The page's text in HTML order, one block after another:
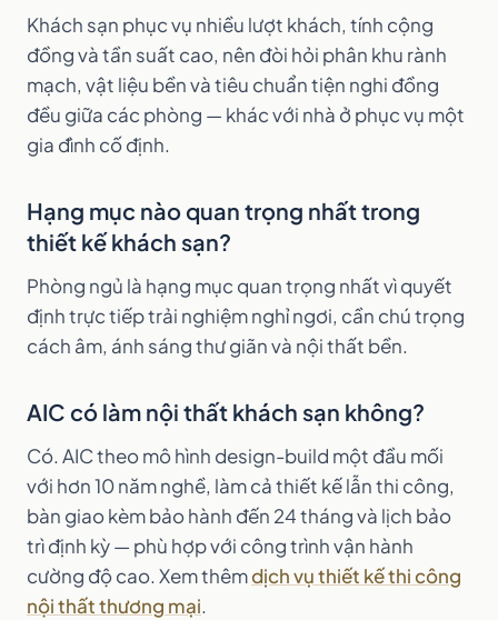
Khách sạn phục vụ nhiều lượt khách, tính cộng
đồng và tần suất cao, nên đòi hỏi phân khu rành
mạch, vật liệu bền và tiêu chuẩn tiện nghi đồng
đều giữa các phòng — khác với nhà ở phục vụ một
gia đình cố định.
Hạng mục nào quan trọng nhất trong
thiết kế khách sạn?
Phòng ngủ là hạng mục quan trọng nhất vì quyết
định trực tiếp trải nghiệm nghỉ ngơi, cần chú trọng
cách âm, ánh sáng thư giãn và nội thất bền.
AIC có làm nội thất khách sạn không?
Có. AIC theo mô hình design-build một đầu mối
với hơn 10 năm nghề, làm cả thiết kế lẫn thi công,
bàn giao kèm bảo hành đến 24 tháng và lịch bảo
trì định kỳ — phù hợp với công trình vận hành
cường độ cao. Xem thêmdịch vụ thiết kế thi công
nội thất thương mại.